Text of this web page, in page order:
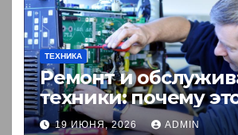
ТЕХНИКА
Ремонт и
техники: почему
выгоднее покупки
19 ИЮНЯ, 2026 ADMIN